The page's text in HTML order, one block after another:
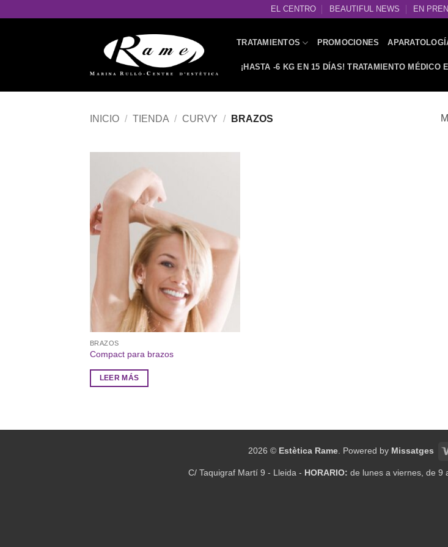
EL CENTRO BEAUTIFUL NEWS EN
TRATAMIENTOS PROMOCIONES
¡HASTA -6 KG EN 15 DÍAS! TRATAMIENTO MÉDICO
INICIO / TIENDA / CURVY / BRAZOS
BRAZOS
Compact para brazos
LEER MÁS
2026 © Estètica Rame. Powered by Missatges
C/ Taquigraf Martí 9 - Lleida - HORARIO: de lunes a viernes, de 9